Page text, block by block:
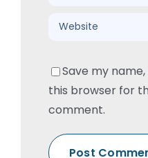
Save my
this browser for
comment.